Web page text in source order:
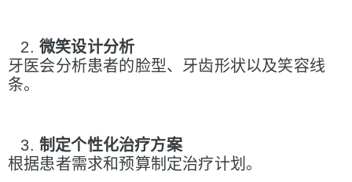
微笑设计分析
牙医会分析患者的脸型、牙齿形状以及笑容线
条。
制定个性化治疗方案
根据患者需求和预算制定治疗计划。